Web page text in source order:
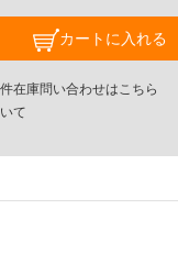
カートに入れる
在庫問い合わせはこちら
て